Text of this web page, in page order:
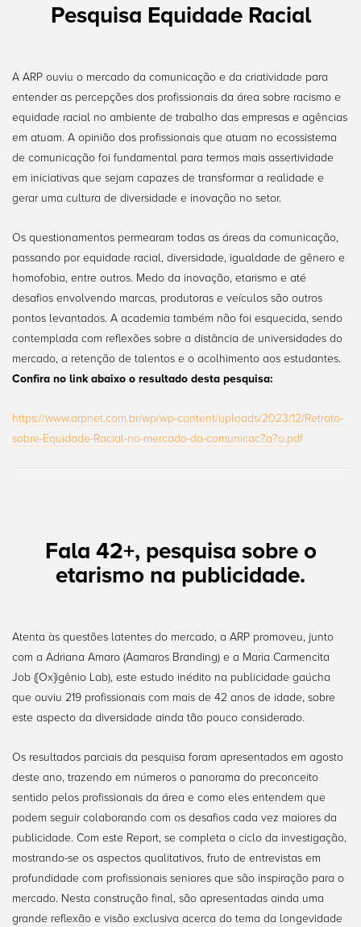
Pesquisa Equidade Racial
A ARP ouviu o mercado da comunicação e da criatividade para
entender as percepções dos profissionais da área sobre racismo e
equidade racial no ambiente de trabalho das empresas e agências
em atuam. A opinião dos profissionais que atuam no ecossistema
de comunicação foi fundamental para termos mais assertividade
em iniciativas que sejam capazes de transformar a realidade e
gerar uma cultura de diversidade e inovação no setor.
Os questionamentos permearam todas as áreas da comunicação,
passando por equidade racial, diversidade, igualdade de gênero e
homofobia, entre outros. Medo da inovação, etarismo e até
desafios envolvendo marcas, produtoras e veículos são outros
pontos levantados. A academia também não foi esquecida, sendo
contemplada com reflexões sobre a distância de universidades do
mercado, a retenção de talentos e o acolhimento aos estudantes.
Confira no link abaixo o resultado desta pesquisa:
https://www.arpnet.com.br/wp/wp-content/uploads/2023/12/Retrato-
sobre-Equidade-Racial-no-mercado-da-comunicac?a?o.pdf
Fala 42+, pesquisa sobre o
etarismo na publicidade.
Atenta às questões latentes do mercado, a ARP promoveu, junto
com a Adriana Amaro (Aamaros Branding) e a Maria Carmencita
Job ([Ox]igênio Lab), este estudo inédito na publicidade gaúcha
que ouviu 219 profissionais com mais de 42 anos de idade, sobre
este aspecto da diversidade ainda tão pouco considerado.
Os resultados parciais da pesquisa foram apresentados em agosto
deste ano, trazendo em números o panorama do preconceito
sentido pelos profissionais da área e como eles entendem que
podem seguir colaborando com os desafios cada vez maiores da
publicidade. Com este Report, se completa o ciclo da investigação,
mostrando-se os aspectos qualitativos, fruto de entrevistas em
profundidade com profissionais seniores que são inspiração para o
mercado. Nesta construção final, são apresentadas ainda uma
grande reflexão e visão exclusiva acerca do tema da longevidade